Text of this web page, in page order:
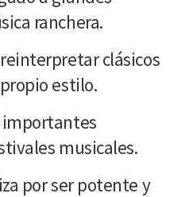
ranchera.
clásicos
estilo.
importantes
musicales.
por ser potente y